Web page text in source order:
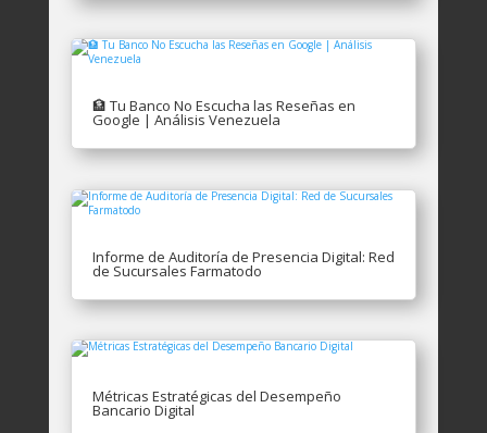
🏦 Tu Banco No Escucha las Reseñas en
Google | Análisis Venezuela
Informe de Auditoría de Presencia Digital: Red
de Sucursales Farmatodo
Métricas Estratégicas del Desempeño
Bancario Digital